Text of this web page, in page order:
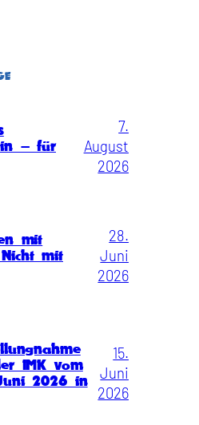
– für
7.
August
2026
mit
mit
28.
Juni
2026
IMK vom
2026 in
15.
Juni
2026